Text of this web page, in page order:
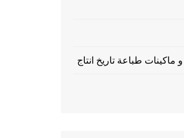
ماكينات طباعة تاريخ انتاج